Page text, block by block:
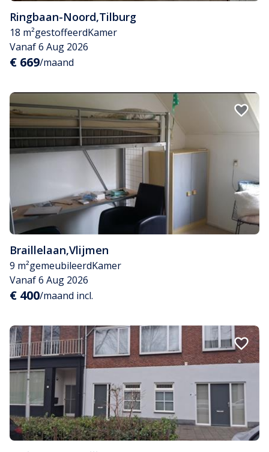
Ringbaan-Noord,Tilburg
18 m²gestoffeerdKamer
Vanaf 6 Aug 2026
€ 669/maand
Braillelaan,Vlijmen
9 m²gemeubileerdKamer
Vanaf 6 Aug 2026
€ 400/maand incl.